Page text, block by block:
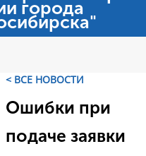
города
< ВСЕ НОВОСТИ
Ошибки при
подаче заявки